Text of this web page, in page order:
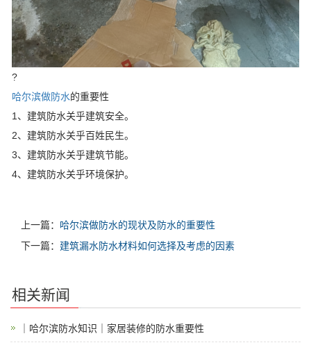
?
哈尔滨做防水的重要性
1、建筑防水关乎建筑安全。
2、建筑防水关乎百姓民生。
3、建筑防水关乎建筑节能。
4、建筑防水关乎环境保护。
上一篇： 哈尔滨做防水的现状及防水的重要性
下一篇： 建筑漏水防水材料如何选择及考虑的因素
相关新闻
｜哈尔滨防水知识｜家居装修的防水重要性